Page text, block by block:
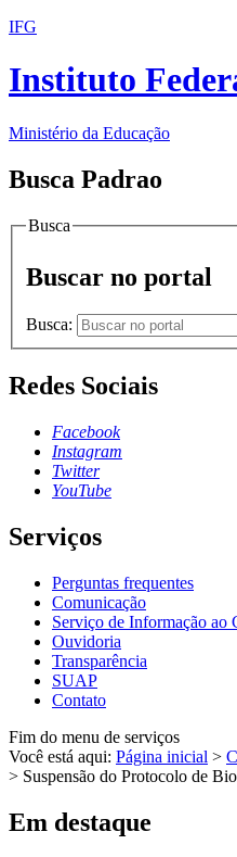
IFG
Instituto
Ministério da Educação
Busca Padrao
Busca
Buscar no portal
Busca:
Redes Sociais
Facebook
Instagram
Twitter
YouTube
Serviços
Perguntas frequentes
Comunicação
Serviço de Informação ao
Ouvidoria
Transparência
SUAP
Contato
Fim do menu de serviços
Você está aqui: Página inicial >
> Suspensão do Protocolo de
Em destaque